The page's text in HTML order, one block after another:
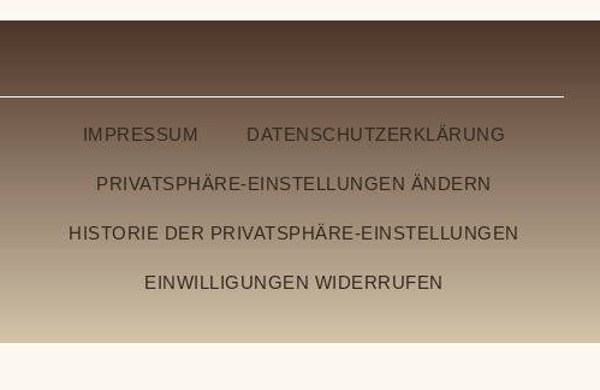
IMPRESSUM DATENSCHUTZERKLÄRUNG
PRIVATSPHÄRE-EINSTELLUNGEN ÄNDERN
HISTORIE DER PRIVATSPHÄRE-EINSTELLUNGEN
EINWILLIGUNGEN WIDERRUFEN